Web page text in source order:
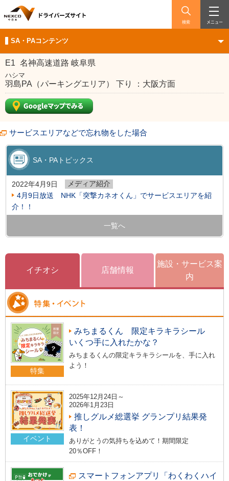
検索 メニュー
SA・PAコンテンツ
E1 名神高速道路 岐阜県
ハシマ
羽島PA（パーキングエリア） 下り ：大阪方面
サービスエリアなどで忘れ物をした場合
SA・PAトピックス
2022年4月9日
メディア紹介
4月9日放送 NHK「突撃カネオくん」でサービスエリアを紹
介！！
一覧へ
イチオシ 店舗情報
施設・サービス案
内
特集
みちまるくん 限定キラキラシール
いくつ手に入れたかな？
みちまるくんの限定キラキラシールを、手に入れ
よう！
イベント
2025年12月24日～
2026年1月23日
推しグルメ総選挙 グランプリ結果発
表！
ありがとうの気持ちを込めて！期間限定
20％OFF！
スマートフォンアプリ「わくわくハイ